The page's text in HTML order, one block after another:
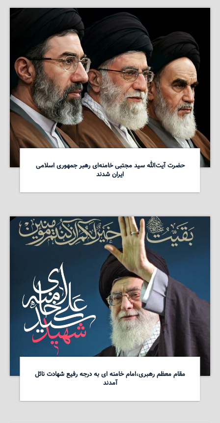
حضرت آیت‌الله سید مجتبی خامنه‌ای رهبر جمهوری اسلامی
ایران شدند
مقام معظم رهبری،امام خامنه ای به درجه رفیع شهادت نائل
آمدند